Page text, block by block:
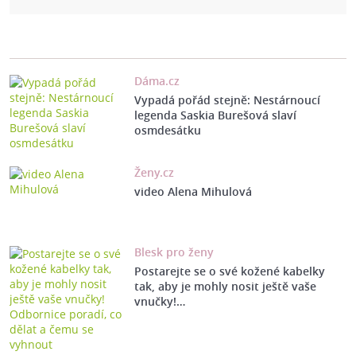
Dáma.cz
Vypadá pořád stejně: Nestárnoucí
legenda Saskia Burešová slaví
osmdesátku
Ženy.cz
video Alena Mihulová
Blesk pro ženy
Postarejte se o své kožené kabelky
tak, aby je mohly nosit ještě vaše
vnučky!…